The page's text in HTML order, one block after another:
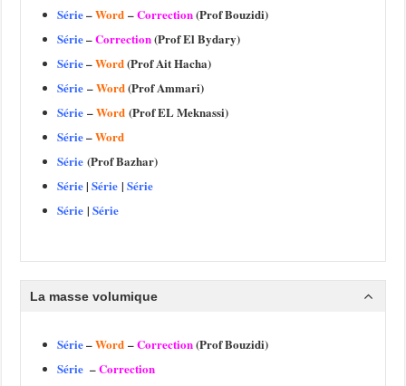
Série–Word –Correction(Prof Bouzidi)
Série–Correction(Prof El Bydary)
Série–Word(Prof Ait Hacha)
Série –Word(Prof Ammari)
Série –Word (Prof EL Meknassi)
Série–Word
Série (Prof Bazhar)
Série|Série |Série
Série |Série
La masse volumique
Série–Word –Correction(Prof Bouzidi)
Série –Correction